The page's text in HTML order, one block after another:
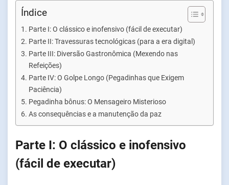
Índice
Parte I: O clássico e inofensivo (fácil de executar)
Parte II: Travessuras tecnológicas (para a era digital)
Parte III: Diversão Gastronômica (Mexendo nas
Refeições)
Parte IV: O Golpe Longo (Pegadinhas que Exigem
Paciência)
Pegadinha bônus: O Mensageiro Misterioso
As consequências e a manutenção da paz
Parte I: O clássico e inofensivo
(fácil de executar)